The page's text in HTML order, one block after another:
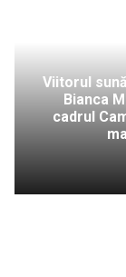
Viitorul
Bianca
cadrul